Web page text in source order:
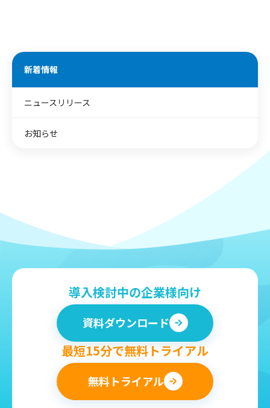
新着情報
ニュースリリース
お知らせ
導入検討中の企業様向け
資料ダウンロード
最短15分で無料トライアル
無料トライアル